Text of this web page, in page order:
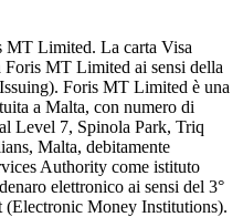
MT Limited. La carta Visa
Foris MT Limited ai sensi della
Foris MT Limited è una
a Malta, con numero di
Level 7, Spinola Park, Triq
Malta, debitamente
Authority come istituto
elettronico ai sensi del 3°
Money Institutions).